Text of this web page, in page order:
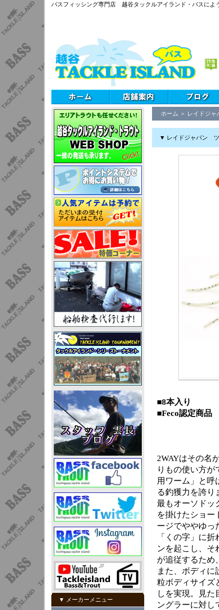
バスフィッシング専門店 越谷タックルアイランド・バスによ
▼ メーカーメニュー
ホーム ＞ レイドジャ
▼ レイドジャパン ツ
■8本入り
■Feco認定商品
2WAYはその名
りもの使い方
用ワーム」と呼
る釣獲力を誇り
最もオーソドッ
を掛けたショー
ージでややゆっ
「くの字」に
ンを起こし、そ
が追従するため
また、ボディ
粒ボディサイズ
しを実現。見
ングラーに対し